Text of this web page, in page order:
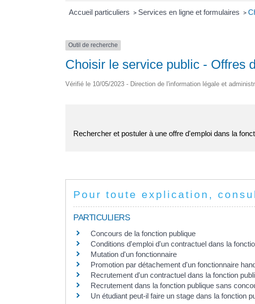
Accueil particuliers > Services en ligne et formulaires >
Outil de recherche
Choisir le service public - Offres
Vérifié le 10/05/2023 - Direction de l'information légale et
Rechercher et postuler à une offre d'emploi dans la
Pour toute explication,
PARTICULIERS
Concours de la fonction publique
Conditions d'emploi d'un contractuel dans la
Mutation d'un fonctionnaire
Promotion par détachement d'un fonctionnaire
Recrutement d'un contractuel dans la fonction
Recrutement dans la fonction publique sans
Un étudiant peut-il faire un stage dans la fonction